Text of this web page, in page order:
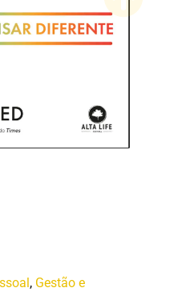
, Gestão e